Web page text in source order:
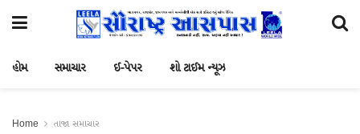
હોમ સમાચાર ઈ-પેપર શો ટાઈમ ન્યૂઝ
Home તાજા સમાચાર